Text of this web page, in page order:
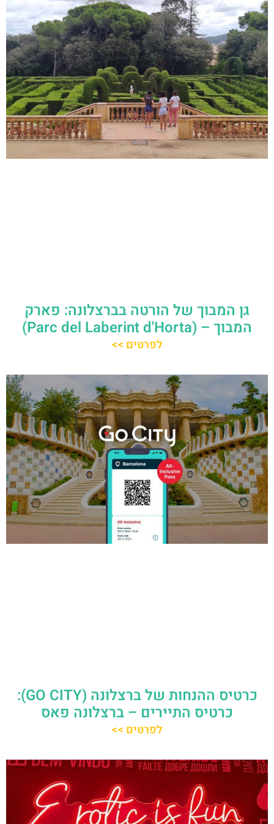
גן המבוך של הורטה בברצלונה: פארק
המבוך – (Parc del Laberint d'Horta)
לפרטים >>
כרטיס ההנחות של ברצלונה (GO CITY):
כרטיס התיירים – ברצלונה פאס
לפרטים >>